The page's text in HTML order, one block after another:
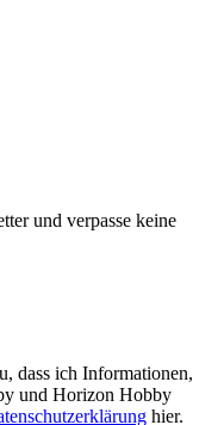
und verpasse keine
dass ich Informationen,
und Horizon Hobby
hier.